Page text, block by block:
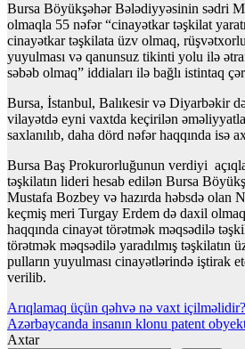
Bursa Böyükşəhər Bələdiyyəsinin sədri
olmaqla 55 nəfər “cinayətkar təşkilat
cinayətkar təşkilata üzv olmaq,
yuyulması və qanunsuz tikinti yolu ilə
səbəb olmaq” iddiaları ilə bağlı istintaq
Bursa, İstanbul, Balıkesir və Diyarbəkir
vilayətdə eyni vaxtda keçirilən
saxlanılıb, daha dörd nəfər haqqında isə
Bursa Baş Prokurorluğunun verdiyi
təşkilatın lideri hesab edilən Bursa
Mustafa Bozbey və hazırda həbsdə olan
keçmiş meri Turgay Erdem də daxil
haqqında cinayət törətmək məqsədilə
törətmək məqsədilə yaradılmış təşkilatın
pulların yuyulması cinayətlərində iştirak
verilib.
Yazı
naviqasiyası
Arıqlamaq üçün qəhvə nə vaxt
Azərbaycanda insanın klonu patent
Axtar